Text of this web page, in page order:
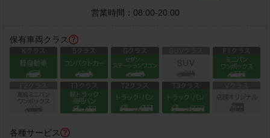
営業時間： 08:00-20:00
保有車両クラス
各種サービス